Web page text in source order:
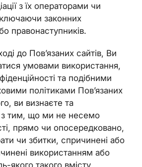
з їх операторами чи
законних
правонаступників.
до Пов’язаних сайтів, Ви
умовами використання,
та подібними
політиками Пов’язаних
ви визнаєте та
з тим, що ми не несемо
прямо чи опосередковано,
чи збитки, спричинені або
використанням або
якого такого вмісту,